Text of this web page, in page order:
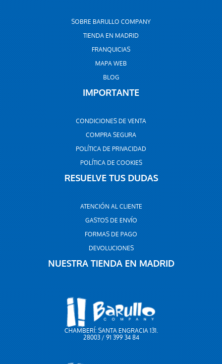
SOBRE BARULLO COMPANY
TIENDA EN MADRID
FRANQUICIAS
MAPA WEB
BLOG
IMPORTANTE
CONDICIONES DE VENTA
COMPRA SEGURA
POLÍTICA DE PRIVACIDAD
POLÍTICA DE COOKIES
RESUELVE TUS DUDAS
ATENCIÓN AL CLIENTE
GASTOS DE ENVÍO
FORMAS DE PAGO
DEVOLUCIONES
NUESTRA TIENDA EN MADRID
CHAMBERÍ: SANTA ENGRACIA 131.
28003 / 91 399 34 84